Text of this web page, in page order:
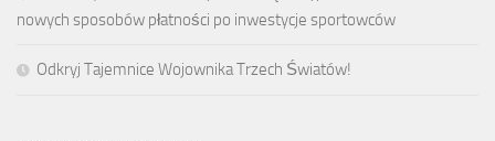
nowych sposobów płatności po inwestycje sportowców
Odkryj Tajemnice Wojownika Trzech Światów!